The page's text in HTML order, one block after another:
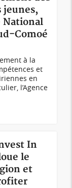
jeunes,
National
Comoé
à la
et
en
l’Agence
In
le
et